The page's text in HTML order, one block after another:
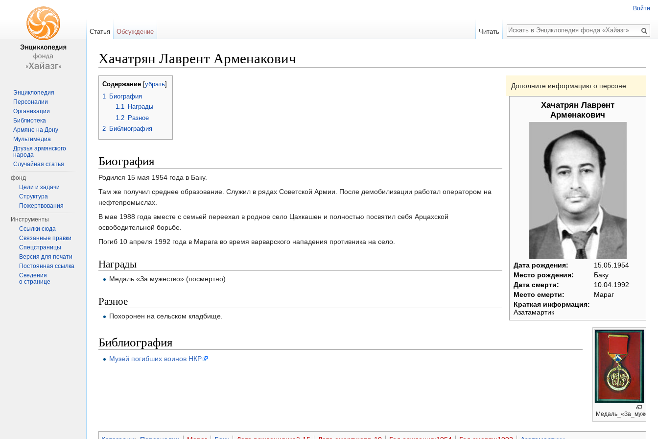
Хачатрян Лаврент Арменакович
Дополните информацию о персоне
Хачатрян Лаврент
Арменакович
Дата рождения:
15.05.1954
Место рождения:
Баку
Дата смерти:
10.04.1992
Место смерти:
Мараг
Краткая информация:
Азатамартик
Содержание убрать
1 Биография
1.1
Награды
1.2
Разное
2 Библиография
Биография
Родился 15 мая 1954 года в Баку.
Там же получил среднее образование. Служил в рядах Советской Армии. После демобилизации работал оператором на
нефтепромыслах.
В мае 1988 года вместе с семьей переехал в родное село Цахкашен и полностью посвятил себя Арцахской
освободительной борьбе.
Погиб 10 апреля 1992 года в Марага во время варварского нападения противника на село.
Награды
Медаль «За мужество» (посмертно)
Разное
Похоронен на сельском кладбище.
Библиография
Музей погибших воинов НКР
Войти
Статья Обсуждение Читать
Поиск
Энциклопедия
Персоналии
Организации
Библиотека
Армяне на Дону
Мультимедиа
Друзья армянского
народа
Случайная статья
фонд
Цели и задачи
Структура
Пожертвования
Инструменты
Ссылки сюда
Связанные правки
Спецстраницы
Версия для печати
Постоянная ссылка
Сведения
о странице